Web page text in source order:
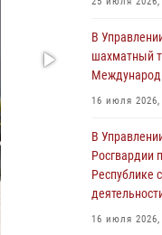
01 августа
Росгвардия
граждан на
Состоялась
Росгвардии
Виктора
В
шахматный
16 июля 2026,
В
Росгвардии
Республике
16 июля 2026,